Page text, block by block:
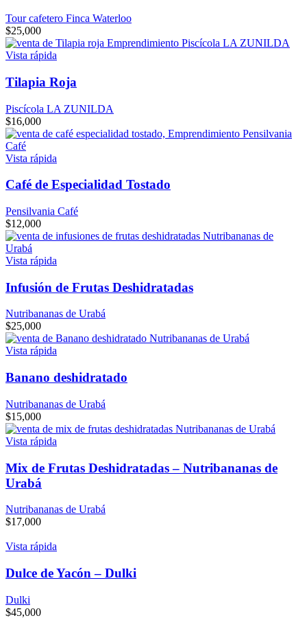
Tour cafetero Finca Waterloo
$25,000
Vista rápida
Tilapia Roja
Piscícola LA ZUNILDA
$16,000
Vista rápida
Café de Especialidad Tostado
Pensilvania Café
$12,000
Vista rápida
Infusión de Frutas Deshidratadas
Nutribananas de Urabá
$25,000
Vista rápida
Banano deshidratado
Nutribananas de Urabá
$15,000
Vista rápida
Mix de Frutas Deshidratadas – Nutribananas de
Urabá
Nutribananas de Urabá
$17,000
Vista rápida
Dulce de Yacón – Dulki
Dulki
$45,000